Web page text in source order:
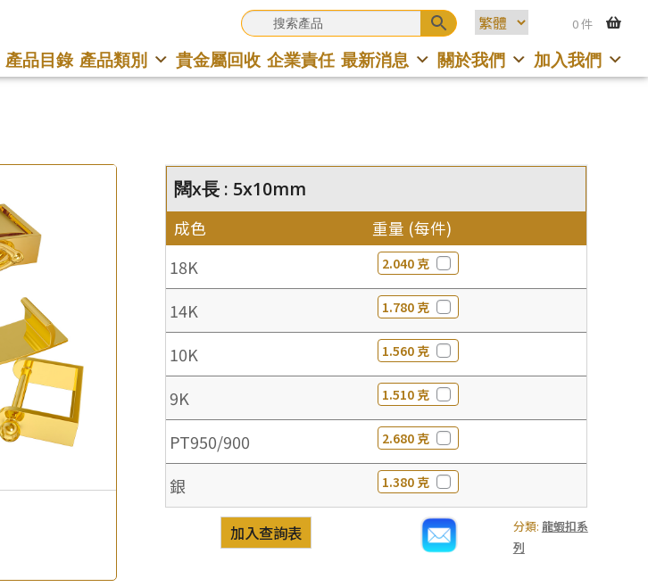
0 件
產品目錄 產品類別 貴金屬回收 企業責任 最新消息 關於我們 加入我們
闊x長 : 5x10mm
成色 重量 (每件)
18K 2.040 克
14K 1.780 克
10K 1.560 克
9K 1.510 克
PT950/900 2.680 克
銀 1.380 克
分類: 龍蝦扣系
列
加入查詢表